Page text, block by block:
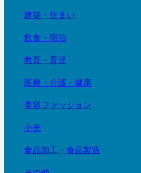
建築・住まい
飲食・宿泊
教育・育児
医療・介護・健康
美容ファッション
小売
食品加工・食品製造